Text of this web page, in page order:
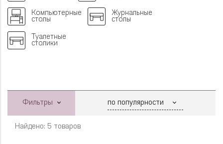
Компьютерные
столы
Журнальные
столы
Туалетные
столики
Фильтры
Найдено: 5 товаров